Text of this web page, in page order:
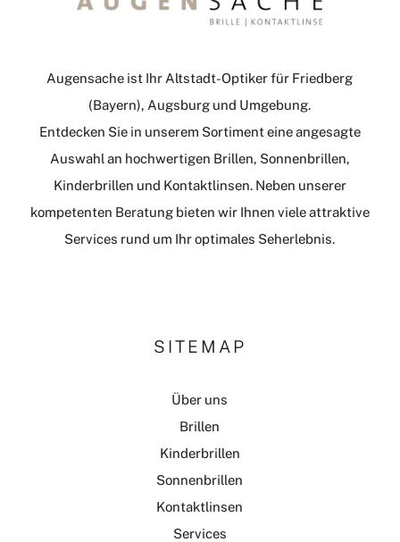
Augensache ist Ihr Altstadt-Optiker für Friedberg
(Bayern), Augsburg und Umgebung.
Entdecken Sie in unserem Sortiment eine angesagte
Auswahl an hochwertigen Brillen, Sonnenbrillen,
Kinderbrillen und Kontaktlinsen. Neben unserer
kompetenten Beratung bieten wir Ihnen viele attraktive
Services rund um Ihr optimales Seherlebnis.
SITEMAP
Über uns
Brillen
Kinderbrillen
Sonnenbrillen
Kontaktlinsen
Services